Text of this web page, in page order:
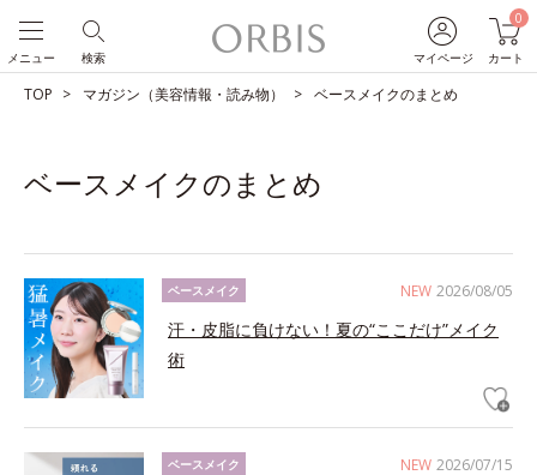
マイページ
0
カート
検索
メニュー
TOP マガジン（美容情報・読み物） ベースメイクのまとめ
ベースメイクのまとめ
NEW 2026/08/05
ベースメイク
汗・皮脂に負けない！夏の“ここだけ”メイク
術
NEW 2026/07/15
ベースメイク